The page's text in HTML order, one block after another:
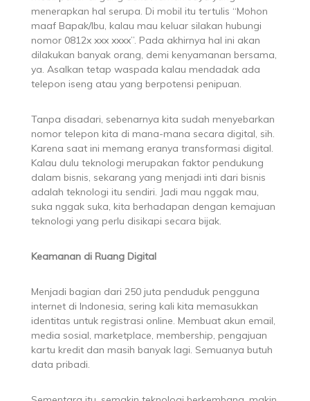
menerapkan hal serupa. Di mobil itu tertulis “Mohon
maaf Bapak/Ibu, kalau mau keluar silakan hubungi
nomor 0812x xxx xxxx”. Pada akhirnya hal ini akan
dilakukan banyak orang, demi kenyamanan bersama,
ya. Asalkan tetap waspada kalau mendadak ada
telepon iseng atau yang berpotensi penipuan.
Tanpa disadari, sebenarnya kita sudah menyebarkan
nomor telepon kita di mana-mana secara digital, sih.
Karena saat ini memang eranya transformasi digital.
Kalau dulu teknologi merupakan faktor pendukung
dalam bisnis, sekarang yang menjadi inti dari bisnis
adalah teknologi itu sendiri. Jadi mau nggak mau,
suka nggak suka, kita berhadapan dengan kemajuan
teknologi yang perlu disikapi secara bijak.
Keamanan di Ruang Digital
Menjadi bagian dari 250 juta penduduk pengguna
internet di Indonesia, sering kali kita memasukkan
identitas untuk registrasi online. Membuat akun email,
media sosial, marketplace, membership, pengajuan
kartu kredit dan masih banyak lagi. Semuanya butuh
data pribadi.